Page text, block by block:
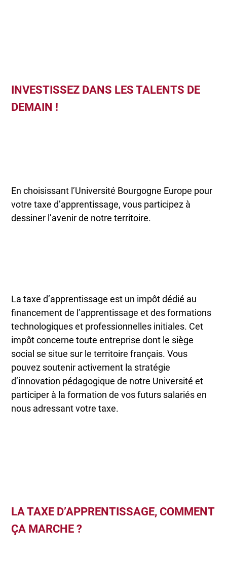
INVESTISSEZ DANS LES TALENTS DE
DEMAIN !
En choisissant l’Université Bourgogne Europe pour
votre taxe d’apprentissage, vous participez à
dessiner l’avenir de notre territoire.
La taxe d’apprentissage est un impôt dédié au
financement de l’apprentissage et des formations
technologiques et professionnelles initiales. Cet
impôt concerne toute entreprise dont le siège
social se situe sur le territoire français. Vous
pouvez soutenir activement la stratégie
d’innovation pédagogique de notre Université et
participer à la formation de vos futurs salariés en
nous adressant votre taxe.
LA TAXE D’APPRENTISSAGE, COMMENT
ÇA MARCHE ?